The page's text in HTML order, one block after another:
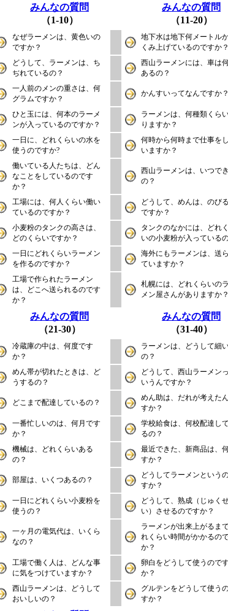
みんなの質問
（1-10）
みんなの質問
（11-20）
なぜラーメンは、黄色いの
ですか？
地下水は地下何メートル
くみ上げているのですか？
どうして、ラーメンは、ち
ぢれているの？
西山ラーメンには、車は
あるの？
一人前のメンの重さは、何
グラムですか？
かんすいってなんですか？
ひと玉には、何本のラーメ
ンが入っているのですか？
ラーメンは、何種類くら
りますか？
一日に、どれくらいの水を
使うのですか?
何時から何時まで仕事を
いますか？
働いている人たちは、どん
なことをしているのです
か？
西山ラーメンは、いつで
の？
工場には、何人くらい働い
ているのですか？
どうして、めんは、のび
ですか？
小麦粉のタンクの高さは、
どのくらいですか？
タンクのなかには、どれ
いの小麦粉が入っている
一日にどれくらいラーメン
を作るのですか？
海外にもラーメンは、送
ていますか？
工場で作られたラーメン
は、どこへ送られるのです
か？
札幌には、どれくらいの
メン屋さんがありますか？
みんなの質問
（21-30）
みんなの質問
（31-40）
冷蔵庫の中は、何度です
か？
ラーメンは、どうして細
の？
めん帯が切れたときは、ど
うするの？
どうして、西山ラーメン
いうんですか？
どこまで配達しているの？
めん助は、だれが考えた
すか？
一番忙しいのは、何月です
か？
学校給食は、何校配達し
るの？
機械は、どれくらいある
の？
最近できた、新商品は、
すか？
部屋は、いくつあるの？
どうしてラーメンという
すか？
一日にどれくらい小麦粉を
使うの？
どうして、熟成（じゅく
い）させるのですか？
一ヶ月の電気代は、いくら
なの？
ラーメンが出来上がるま
れくらい時間がかかるの
か？
工場で働く人は、どんな事
に気をつけていますか？
卵白をどうして使うので
か？
西山ラーメンは、どうして
おいしいの？
グルテンをどうして使う
すか？